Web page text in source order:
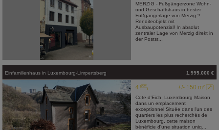
MERZIG - Fußgängerzone Wohn-
und Geschäftshaus in bester
Fußgängerlage von Merzig ?
Renditeobjekt mit
Ausbaupotenzial! In absolut
zentraler Lage von Merzig direkt in
der Postst...
Einfamilienhaus in Luxembourg-Limpertsberg 1.995.000 €
+/- 150 m²
4
Cote d'Eich, Luxembourg Maison
dans un emplacement
exceptionnel Située dans l'un des
quartiers les plus recherchés de
Luxembourg, cette maison
bénéficie d'une situation uniq...